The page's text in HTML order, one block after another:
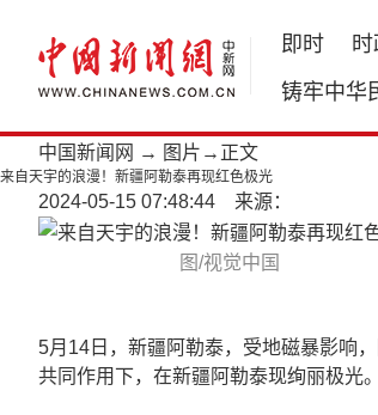
即时 时
铸牢中华
中国新闻网 → 图片 →正文
来自天宇的浪漫！新疆阿勒泰再现红色极光
2024-05-15 07:48:44 来源：
图/视觉中国
5月14日，新疆阿勒泰，受地磁暴影响
共同作用下，在新疆阿勒泰现绚丽极光